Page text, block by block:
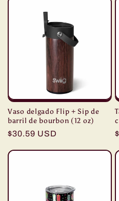
Vaso delgado Flip + Sip de
barril de bourbon (12 oz)
Precio
$30.59 USD